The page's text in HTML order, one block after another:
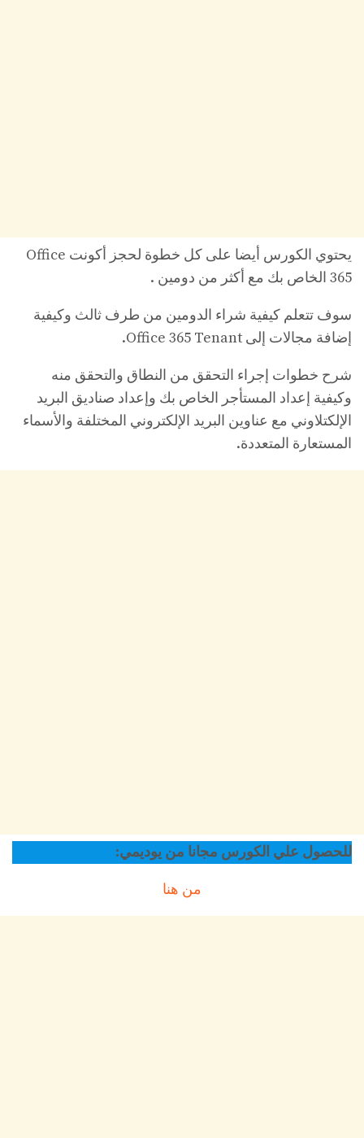
يحتوي الكورس أيضا على كل خطوة لحجز أكونت Office
365 الخاص بك مع أكثر من دومين .
سوف تتعلم كيفية شراء الدومين من طرف ثالث وكيفية
إضافة مجالات إلى Office 365 Tenant.
شرح خطوات إجراء التحقق من النطاق والتحقق منه
وكيفية إعداد المستأجر الخاص بك وإعداد صناديق البريد
الإلكتلاوني مع عناوين البريد الإلكتروني المختلفة والأسماء
المستعارة المتعددة.
للحصول علي الكورس مجانا من يوديمي:
من هنا